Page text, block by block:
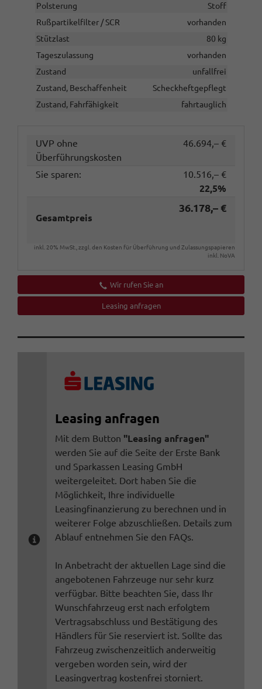
Polsterung
Stoff
Rußpartikelfilter / SCR
vorhanden
Stützlast
80 kg
Tageszulassung
vorhanden
Zustand
unfallfrei
Zustand, Beschaffenheit
Scheckheftgepflegt
Zustand, Fahrfähigkeit
fahrtauglich
UVP ohne
Überführungskosten
46.694,– €
Sie sparen:
10.516,– €
22,5%
Gesamtpreis
36.178,– €
inkl. 20% MwSt., zzgl. den Kosten für Überführung und Zulassungspapieren
inkl. NoVA
Wir rufen Sie an
Leasing anfragen
Leasing anfragen
Mit dem Button "Leasing anfragen"
werden Sie auf die Seite der Erste Bank
und Sparkassen Leasing GmbH
weitergeleitet. Dort haben Sie die
Möglichkeit, Ihre individuelle
Leasingfinanzierung zu berechnen und in
weiterer Folge abzuschließen. Details zum
Ablauf entnehmen Sie den FAQs.
In Anbetracht der aktuellen Lage sind die
angebotenen Fahrzeuge nur sehr kurz
verfügbar. Bitte beachten Sie, dass Ihr
Wunschfahrzeug erst nach erfolgtem
Vertragsabschluss und Bestätigung des
Händlers für Sie reserviert ist. Sollte das
Fahrzeug zwischenzeitlich anderweitig
vergeben worden sein, wird der
Leasingvertrag kostenfrei storniert.